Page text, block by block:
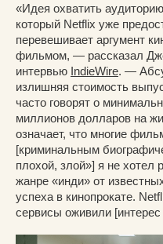
«Идея охватить
который Netflix уже
перевешивает аргумент
фильмом, — рассказал
интервью IndieWire. —
излишняя стоимость
часто говорят о
миллионов долларов на
означает, что многие
[криминальным
плохой, злой»] я не
жанре «инди» от
успеха в кинопрокате.
сервисы оживили